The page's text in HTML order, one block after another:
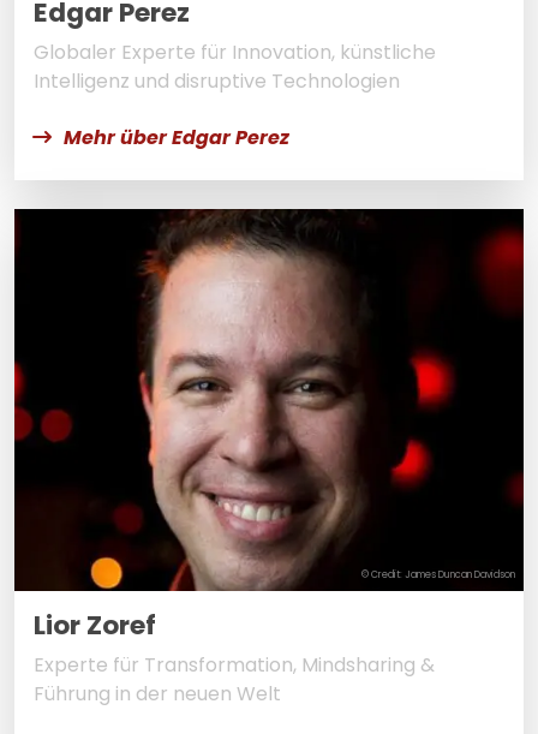
Edgar Perez
Globaler Experte für Innovation, künstliche
Intelligenz und disruptive Technologien
Mehr über Edgar Perez
© Credit: James Duncan Davidson
Lior Zoref
Experte für Transformation, Mindsharing &
Führung in der neuen Welt